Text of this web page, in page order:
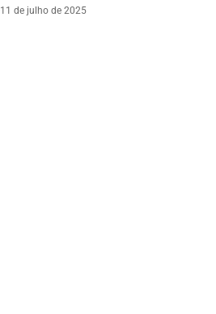
11 de julho de 2025